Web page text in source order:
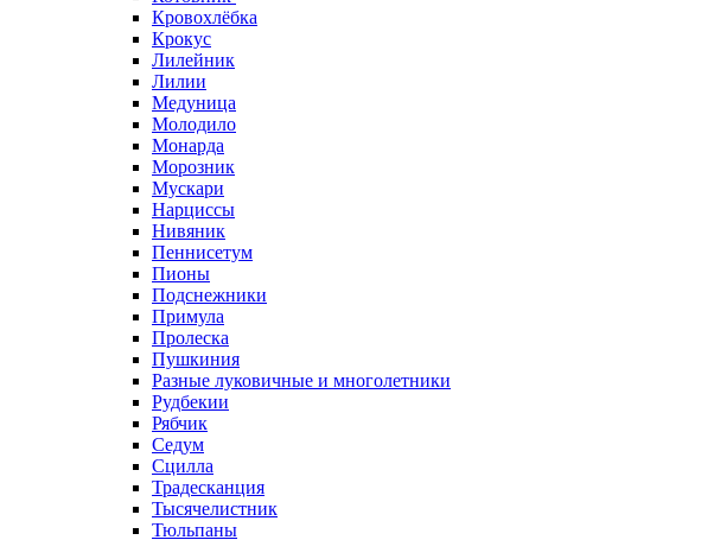
Кровохлёбка
Крокус
Лилейник
Лилии
Медуница
Молодило
Монарда
Морозник
Мускари
Нарциссы
Нивяник
Пеннисетум
Пионы
Подснежники
Примула
Пролеска
Пушкиния
Разные луковичные и многолетники
Рудбекии
Рябчик
Седум
Сцилла
Традесканция
Тысячелистник
Тюльпаны